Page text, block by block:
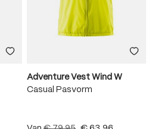
Adventure Vest Wind W
Casual Pasvorm